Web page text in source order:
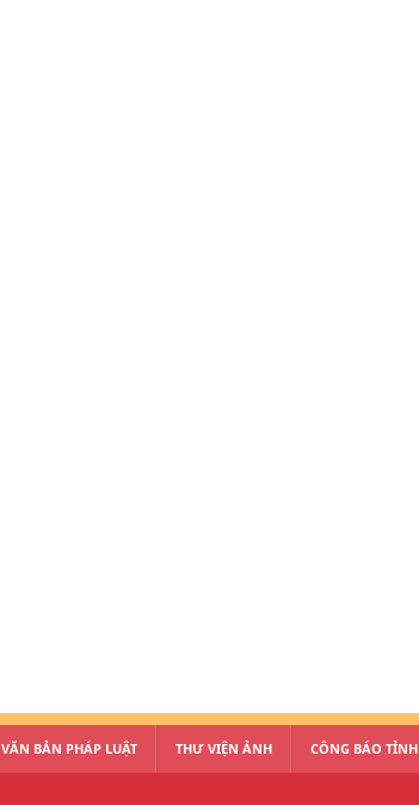
VĂN BẢN PHÁP LUẬT THƯ VIỆN ẢNH CÔNG BÁO TỈNH